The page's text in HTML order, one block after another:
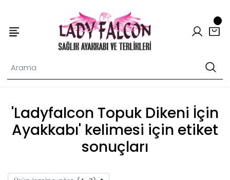
'Ladyfalcon Topuk Dikeni İçin
Ayakkabı' kelimesi için etiket
sonuçları